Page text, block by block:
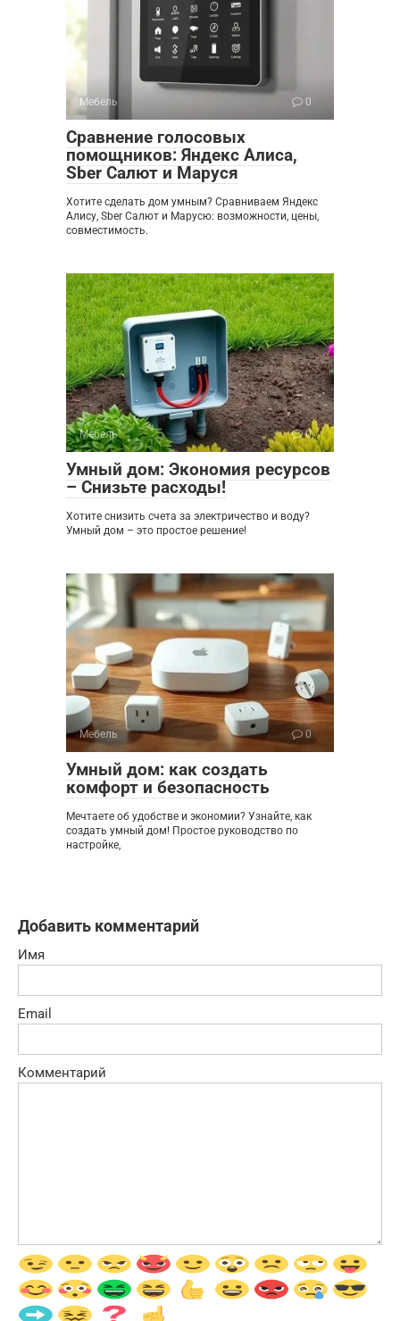
Мебель 0
Сравнение голосовых
помощников: Яндекс Алиса,
Sber Салют и Маруся
Хотите сделать дом умным? Сравниваем Яндекс
Алису, Sber Салют и Марусю: возможности, цены,
совместимость.
Мебель 0
Умный дом: Экономия ресурсов
– Снизьте расходы!
Хотите снизить счета за электричество и воду?
Умный дом – это простое решение!
Мебель 0
Умный дом: как создать
комфорт и безопасность
Мечтаете об удобстве и экономии? Узнайте, как
создать умный дом! Простое руководство по
настройке,
Добавить комментарий
Имя
Email
Комментарий